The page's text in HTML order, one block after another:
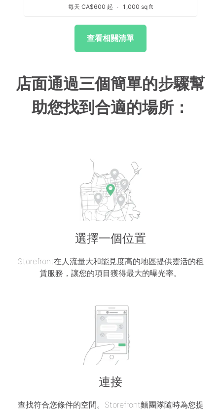
每天 CA$600 起
∙ 1,000 sq ft
查看相關清單
店面通過三個簡單的步驟幫
助您找到合適的場所：
選擇一個位置
Storefront在人流量大和能見度高的地區提供靈活的租
賃服務，讓您的項目獲得最大的曝光率。
連接
查找符合您條件的空間。Storefront麵團隊隨時為您提